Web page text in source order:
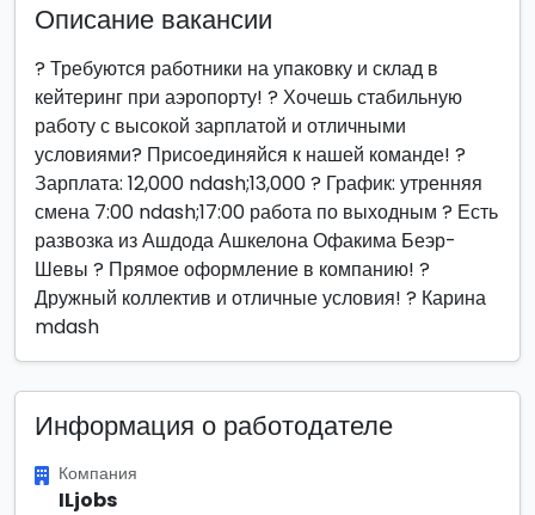
Описание вакансии
? Требуются работники на упаковку и склад в
кейтеринг при аэропорту! ? Хочешь стабильную
работу с высокой зарплатой и отличными
условиями? Присоединяйся к нашей команде! ?
Зарплата: 12,000 ndash;13,000 ? График: утренняя
смена 7:00 ndash;17:00 работа по выходным ? Есть
развозка из Ашдода Ашкелона Офакима Беэр-
Шевы ? Прямое оформление в компанию! ?
Дружный коллектив и отличные условия! ? Карина
mdash
Информация о работодателе
Компания
ILjobs